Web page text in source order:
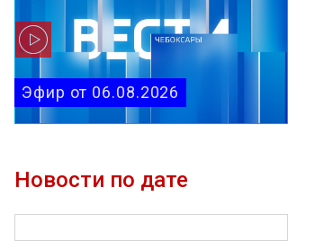
Эфир от 06.08.2026
Новости по дате